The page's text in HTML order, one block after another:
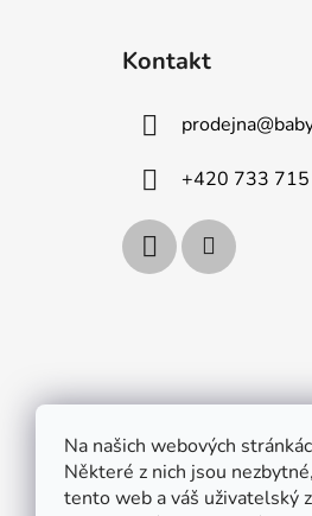
Na našich webových
Některé z nich jsou
tento web a váš uživatelský
Kontakt
prodejna@
+420 733